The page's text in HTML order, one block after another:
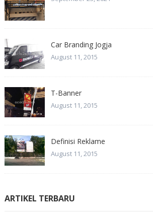
Car Branding Jogja
August 11, 2015
T-Banner
August 11, 2015
Definisi Reklame
August 11, 2015
ARTIKEL TERBARU